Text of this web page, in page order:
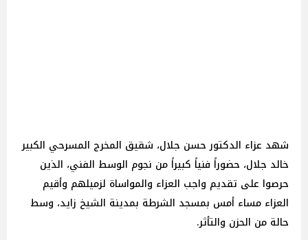
شهد عزاء الدكتور حسن جلال، شقيق المخرج المسرحي الكبير
خالد جلال، حضوراً فنياً كبيراً من نجوم الوسط الفني، الذين
حرصوا على تقديم واجب العزاء والمواساة لزميلهم وأقيم
العزاء مساء أمس بمسجد الشرطة بمدينة الشيخ زايد، وسط
حالة من الحزن والتأثر.